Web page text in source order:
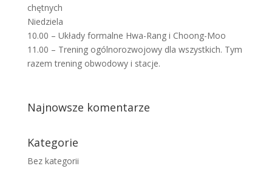
chętnych
Niedziela
10.00 – Układy formalne Hwa-Rang i Choong-Moo
11.00 – Trening ogólnorozwojowy dla wszystkich. Tym
razem trening obwodowy i stacje.
Najnowsze komentarze
Kategorie
Bez kategorii